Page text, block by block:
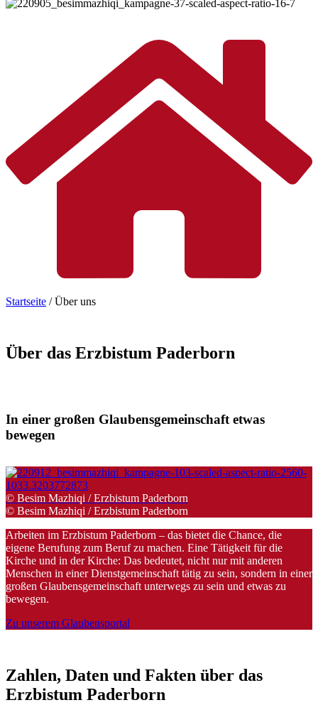
Startseite /Über uns
Über das Erzbistum Paderborn
In einer großen Glaubensgemeinschaft etwas
bewegen
© Besim Mazhiqi / Erzbistum Paderborn
© Besim Mazhiqi / Erzbistum Paderborn
Arbeiten im Erzbistum Paderborn – das bietet die Chance, die
eigene Berufung zum Beruf zu machen. Eine Tätigkeit für die
Kirche und in der Kirche: Das bedeutet, nicht nur mit anderen
Menschen in einer Dienstgemeinschaft tätig zu sein, sondern in einer
großen Glaubensgemeinschaft unterwegs zu sein und etwas zu
bewegen.
Zu unserem Glaubensportal
Zahlen, Daten und Fakten über das
Erzbistum Paderborn